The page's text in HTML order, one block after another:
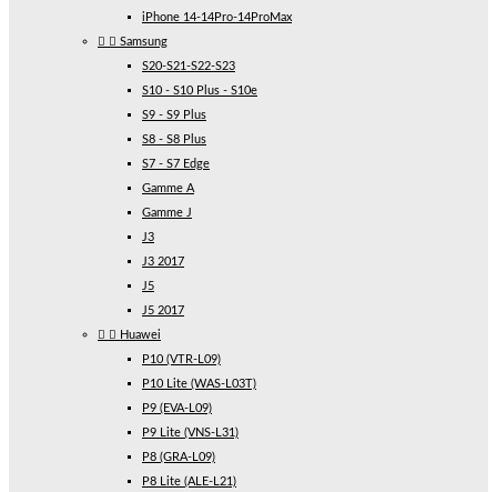
iPhone 14-14Pro-14ProMax
  Samsung
S20-S21-S22-S23
S10 - S10 Plus - S10e
S9 - S9 Plus
S8 - S8 Plus
S7 - S7 Edge
Gamme A
Gamme J
J3
J3 2017
J5
J5 2017
  Huawei
P10 (VTR-L09)
P10 Lite (WAS-L03T)
P9 (EVA-L09)
P9 Lite (VNS-L31)
P8 (GRA-L09)
P8 Lite (ALE-L21)